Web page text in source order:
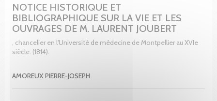
NOTICE HISTORIQUE ET
BIBLIOGRAPHIQUE SUR LA VIE ET LES
OUVRAGES DE M. LAURENT JOUBERT
, chancelier en l'Université de médecine de Montpellier au XVIe
siècle. (1814).
AMOREUX PIERRE-JOSEPH